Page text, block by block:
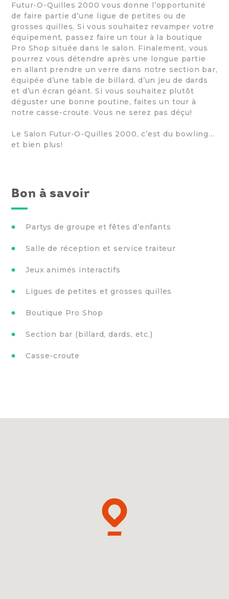
Futur-O-Quilles 2000 vous donne l’opportunité
de faire partie d’une ligue de petites ou de
grosses quilles. Si vous souhaitez revamper votre
équipement, passez faire un tour à la boutique
Pro Shop située dans le salon. Finalement, vous
pourrez vous détendre après une longue partie
en allant prendre un verre dans notre section bar,
équipée d’une table de billard, d’un jeu de dards
et d’un écran géant. Si vous souhaitez plutôt
déguster une bonne poutine, faites un tour à
notre casse-croute. Vous ne serez pas déçu!
Le Salon Futur-O-Quilles 2000, c’est du bowling…
et bien plus!
Bon à savoir
Partys de groupe et fêtes d’enfants
Salle de réception et service traiteur
Jeux animés interactifs
Ligues de petites et grosses quilles
Boutique Pro Shop
Section bar (billard, dards, etc.)
Casse-croute